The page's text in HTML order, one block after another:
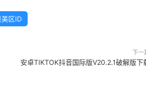
区ID
下一
安卓TIKTOK抖音国际版V20.2.1破解版下